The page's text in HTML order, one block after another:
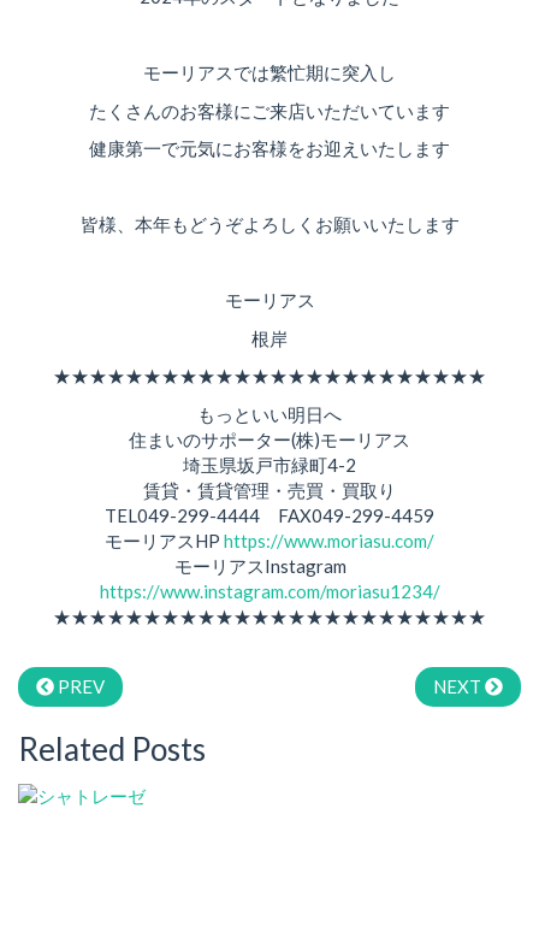
モーリアスでは繁忙期に突入し
たくさんのお客様にご来店いただいています
健康第一で元気にお客様をお迎えいたします
皆様、本年もどうぞよろしくお願いいたします
モーリアス
根岸
★★★★★★★★★★★★★★★★★★★★★★★★
もっといい明日へ
住まいのサポーター(株)モーリアス
埼玉県坂戸市緑町4-2
賃貸・賃貸管理・売買・買取り
TEL049-299-4444 FAX049-299-4459
モーリアスHP https://www.moriasu.com/
モーリアスInstagram
https://www.instagram.com/moriasu1234/
★★★★★★★★★★★★★★★★★★★★★★★★
PREV NEXT
Related Posts